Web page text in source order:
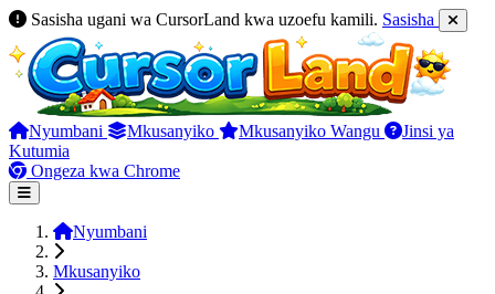
Sasisha ugani wa CursorLand kwa uzoefu kamili. Sasisha
Nyumbani Mkusanyiko Mkusanyiko Wangu
Jinsi ya
Kutumia
Ongeza kwa Chrome
Nyumbani
Mkusanyiko